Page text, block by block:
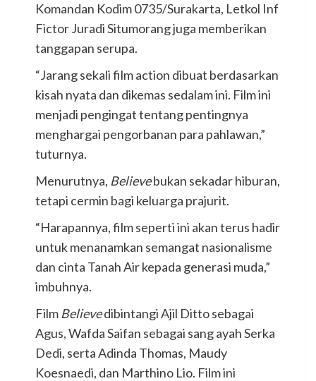
Komandan Kodim 0735/Surakarta, Letkol Inf
Fictor Juradi Situmorang juga memberikan
tanggapan serupa.
“Jarang sekali film action dibuat berdasarkan
kisah nyata dan dikemas sedalam ini. Film ini
menjadi pengingat tentang pentingnya
menghargai pengorbanan para pahlawan,”
tuturnya.
Menurutnya, Believebukan sekadar hiburan,
tetapi cermin bagi keluarga prajurit.
“Harapannya, film seperti ini akan terus hadir
untuk menanamkan semangat nasionalisme
dan cinta Tanah Air kepada generasi muda,”
imbuhnya.
FilmBelievedibintangi Ajil Ditto sebagai
Agus, Wafda Saifan sebagai sang ayah Serka
Dedi, serta Adinda Thomas, Maudy
Koesnaedi, dan Marthino Lio. Film ini